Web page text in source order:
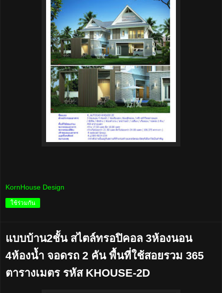
KornHouse Design
ใช้ร่วมกัน
แบบบ้าน2ชั้น สไตล์ทรอปิคอล 3ห้องนอน
4ห้องน้ำ จอดรถ 2 คัน พื้นที่ใช้สอยรวม 365
ตารางเมตร รหัส KHOUSE-2D